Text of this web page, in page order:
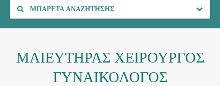
ΜΠΑΡΈΤΑ ΑΝΑΖΉΤΗΣΗΣ
ΜΑΙΕΥΤΗΡΑΣ ΧΕΙΡΟΥΡΓΟΣ
ΓΥΝΑΙΚΟΛΟΓΟΣ